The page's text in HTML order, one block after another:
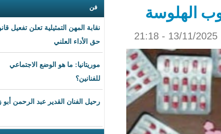
نقابة المهن التمثيلية تعلن تفعيل قانون
حق الأداء العلني
موريتانيا: ما هو الوضع الاجتماعي
للفنانين؟
رحيل الفنان القدير عبد الرحمن أبو زهرة